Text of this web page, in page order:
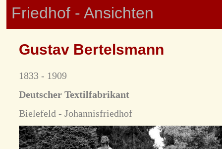
Friedhof - Ansichten
Gustav Bertelsmann
1833 - 1909
Deutscher Textilfabrikant
Bielefeld - Johannisfriedhof